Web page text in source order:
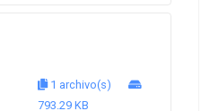
1 archivo(s)
793.29 KB